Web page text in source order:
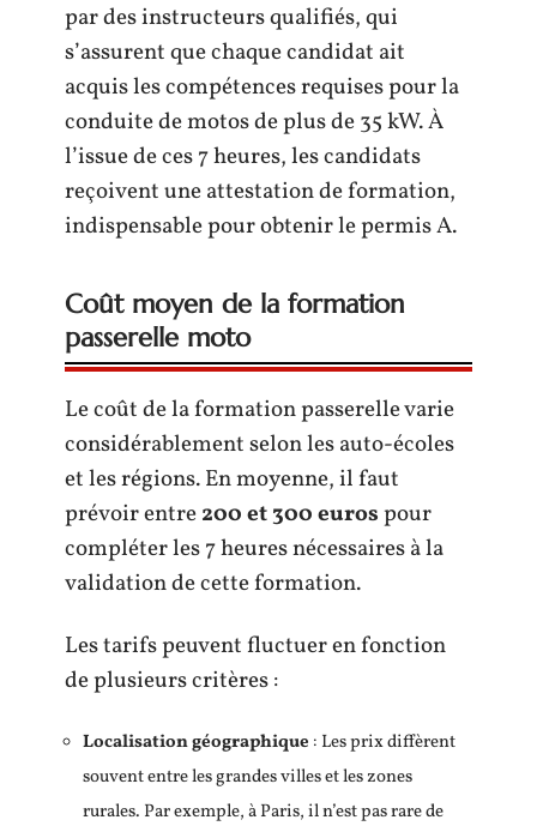
par des instructeurs qualifiés, qui
s’assurent que chaque candidat ait
acquis les compétences requises pour la
conduite de motos de plus de 35 kW. À
l’issue de ces 7 heures, les candidats
reçoivent une attestation de formation,
indispensable pour obtenir le permis A.
Coût moyen de la formation
passerelle moto
Le coût de la formation passerelle varie
considérablement selon les auto-écoles
et les régions. En moyenne, il faut
prévoir entre200 et 300 eurospour
compléter les 7 heures nécessaires à la
validation de cette formation.
Les tarifs peuvent fluctuer en fonction
de plusieurs critères :
Localisation géographique : Les prix diffèrent
souvent entre les grandes villes et les zones
rurales. Par exemple, à Paris, il n’est pas rare de